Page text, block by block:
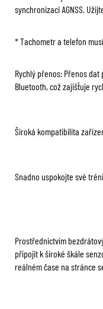
synchronizaci AGNSS.
* Tachometr a telefon
Rychlý přenos: Přenos
Bluetooth, což zajišťuje
Široká kompatibilita
Snadno uspokojte své
Prostřednictvím
připojit k široké škále
reálném čase na stránce